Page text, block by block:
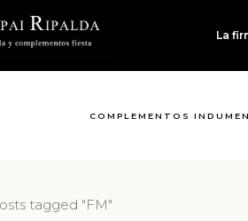
La
COMPLEMENTOS
tagged "FM"